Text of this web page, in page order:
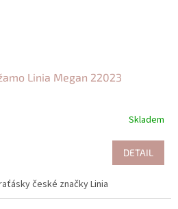
Linia Megan 22023
Skladem
DETAIL
české značky Linia